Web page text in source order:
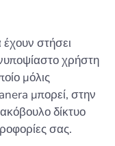
στήσει
χρήστη
μόλις
μπορεί, στην
δίκτυο
σας.